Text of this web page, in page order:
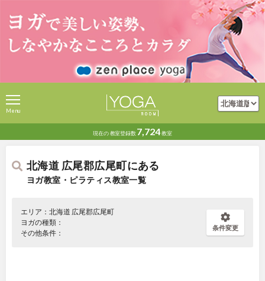
現在の教室登録数 7,724教室
Menu
北海道 広尾郡広尾町にある
ヨガ教室・ピラティス教室一覧
エリア：北海道 広尾郡広尾町
ヨガの種類：
その他条件：
条件変更